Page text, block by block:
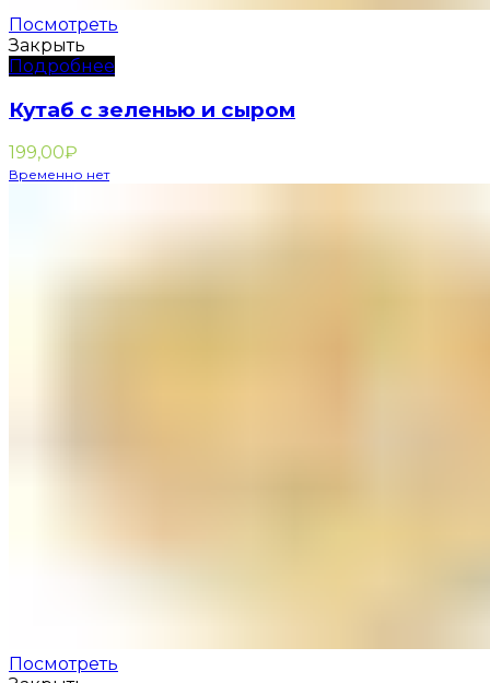
Посмотреть
Закрыть
Подробнее
Кутаб с зеленью и сыром
199,00₽
Временно нет
Посмотреть